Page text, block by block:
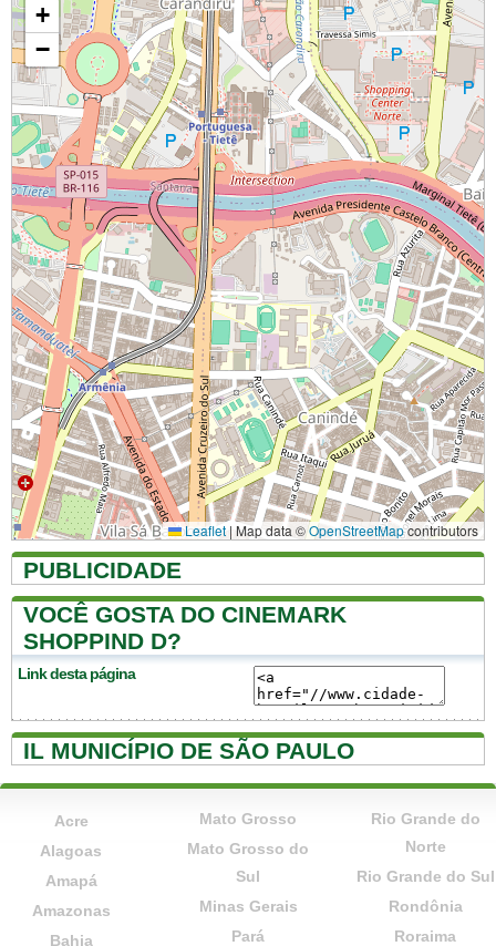
+
−
Leaflet |Map data ©OpenStreetMapcontributors
PUBLICIDADE
VOCÊ GOSTA DO CINEMARK
SHOPPIND D?
Link desta página
IL MUNICÍPIO DE SÃO PAULO
Acre
Alagoas
Amapá
Amazonas
Bahia
Mato Grosso
Mato Grosso do
Sul
Minas Gerais
Pará
Rio Grande do
Norte
Rio Grande do Sul
Rondônia
Roraima